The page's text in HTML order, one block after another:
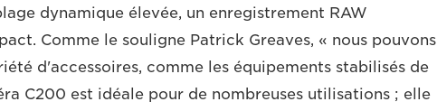
dynamique élevée, un enregistrement RAW
Comme le souligne Patrick Greaves, « nous pouvons
d'accessoires, comme les équipements stabilisés de
C200 est idéale pour de nombreuses utilisations ; elle